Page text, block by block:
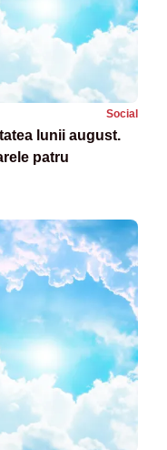
Social
lunii august.
patru